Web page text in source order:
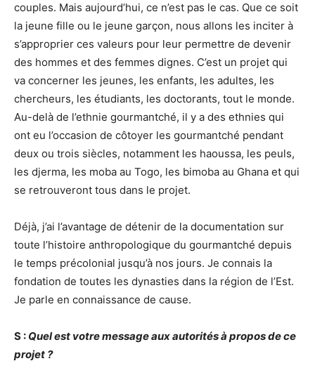
couples. Mais aujourd’hui, ce n’est pas le cas. Que ce soit
la jeune fille ou le jeune garçon, nous allons les inciter à
s’approprier ces valeurs pour leur permettre de devenir
des hommes et des femmes dignes. C’est un projet qui
va concerner les jeunes, les enfants, les adultes, les
chercheurs, les étudiants, les doctorants, tout le monde.
Au-delà de l’ethnie gourmantché, il y a des ethnies qui
ont eu l’occasion de côtoyer les gourmantché pendant
deux ou trois siècles, notamment les haoussa, les peuls,
les djerma, les moba au Togo, les bimoba au Ghana et qui
se retrouveront tous dans le projet.
Déjà, j’ai l’avantage de détenir de la documentation sur
toute l’histoire anthropologique du gourmantché depuis
le temps précolonial jusqu’à nos jours. Je connais la
fondation de toutes les dynasties dans la région de l’Est.
Je parle en connaissance de cause.
S : Quel est votre message aux autorités à propos de ce
projet ?